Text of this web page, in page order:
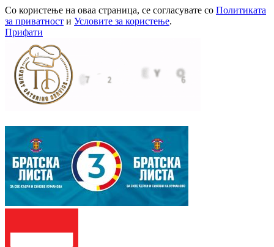
Со користење на оваа страница, се согласувате со Политиката
за приватност и Условите за користење.
Прифати